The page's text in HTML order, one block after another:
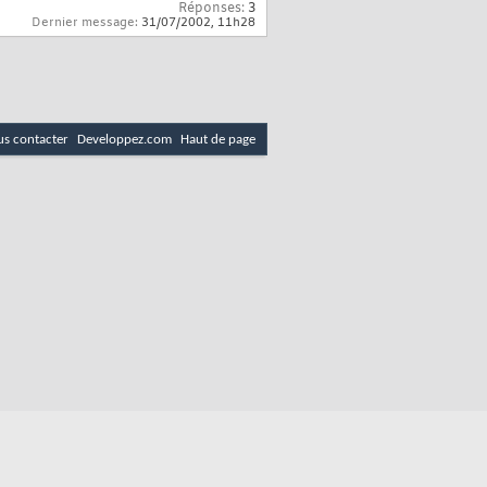
Réponses: 3
Dernier message: 31/07/2002, 11h28
contacter Developpez.com Haut de page